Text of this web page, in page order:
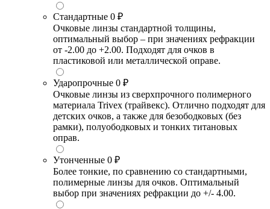
Стандартные 0 ₽
Очковые линзы стандартной толщины,
оптимальный выбор – при значениях рефракции
от -2.00 до +2.00. Подходят для очков в
пластиковой или металлической оправе.
Ударопрочные 0 ₽
Очковые линзы из сверхпрочного полимерного
материала Trivex (трайвекс). Отлично подходят для
детских очков, а также для безободковых (без
рамки), полуободковых и тонких титановых
оправ.
Утонченные 0 ₽
Более тонкие, по сравнению со стандартными,
полимерные линзы для очков. Оптимальный
выбор при значениях рефракции до +/- 4.00.